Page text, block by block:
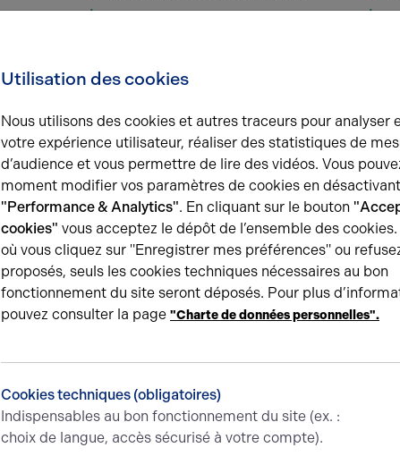
Bureaux d'accompagnement : sol
fort/faible, chauffage électrique
Parking extérieur
Surface RDC : 300 m²
Une
L’équipe Arthur Loyd Oise està votre
le long de votre
Utilisation des cookies
Nous utilisons des cookies et autres traceurs pour analyser
votre expérience utilisateur, réaliser des statistiques de
d’audience et vous permettre de lire des vidéos. Vous
moment modifier vos paramètres de cookies en
"Performance & Analytics". En cliquant sur le bouton
cookies" vous acceptez le dépôt de l’ensemble des
où vous cliquez sur "Enregistrer mes préférences" ou
proposés, seuls les cookies techniques nécessaires au bon
fonctionnement du site seront déposés. Pour plus
pouvez consulter la page "Charte de données personnelles".
Cookies techniques (obligatoires)
Indispensables au bon fonctionnement du site (ex. :
choix de langue, accès sécurisé à votre compte).